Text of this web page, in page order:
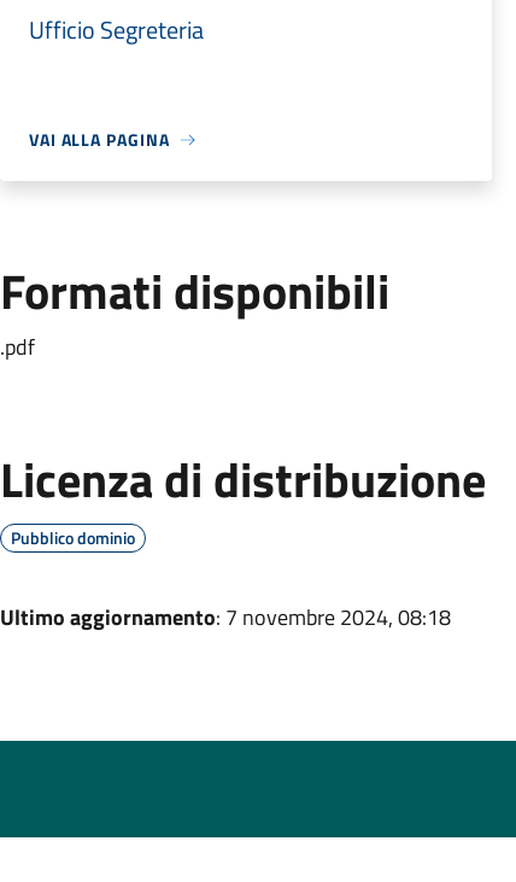
Ufficio Segreteria
VAI ALLA PAGINA
Formati disponibili
.pdf
Licenza di distribuzione
Pubblico dominio
Ultimo aggiornamento: 7 novembre 2024, 08:18